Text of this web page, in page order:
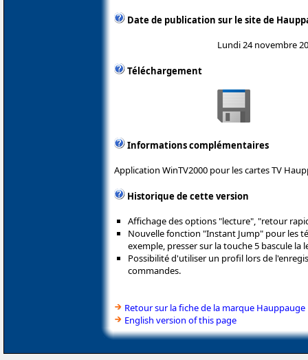
Date de publication sur le site de
Lundi 24 novembre
Téléchargement
Informations complémentaires
Application WinTV2000 pour les cartes TV
Historique de cette version
Affichage des options "lecture", "retour
Nouvelle fonction "Instant Jump" pour les
exemple, presser sur la touche 5 bascule la
Possibilité d'utiliser un profil lors de
commandes.
Retour sur la fiche de la marque Hauppauge
English version of this page